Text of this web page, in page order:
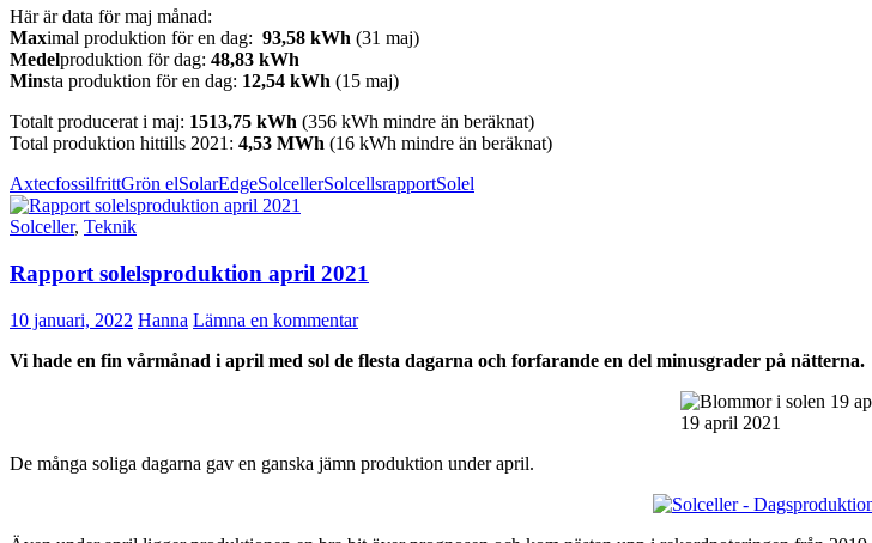
Här är data för maj månad:
Maximal produktion för en dag: 93,58 kWh (31 maj)
Medelproduktion för dag: 48,83 kWh
Minsta produktion för en dag: 12,54 kWh (15 maj)
Totalt producerat i maj: 1513,75 kWh (356 kWh mindre än beräknat)
Total produktion hittills 2021: 4,53 MWh (16 kWh mindre än beräknat)
AxtecfossilfrittGrön elSolarEdgeSolcellerSolcellsrapportSolel
Solceller, Teknik
Rapport solelsproduktion april 2021
10 januari, 2022 Hanna Lämna en kommentar
Vi hade en fin vårmånad i april med sol de flesta dagarna och forfarande en del minusgrader på nätterna.
19 april 2021
De många soliga dagarna gav en ganska jämn produktion under april.